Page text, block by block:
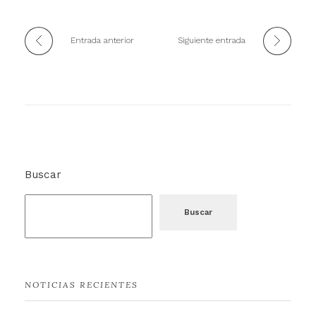
Entrada anterior Siguiente entrada
Buscar
Buscar
NOTICIAS RECIENTES